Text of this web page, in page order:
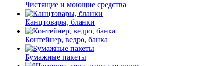
Чистящие и моющие средства
Канцтовары, бланки
Контейнер, ведро, банка
Бумажные пакеты